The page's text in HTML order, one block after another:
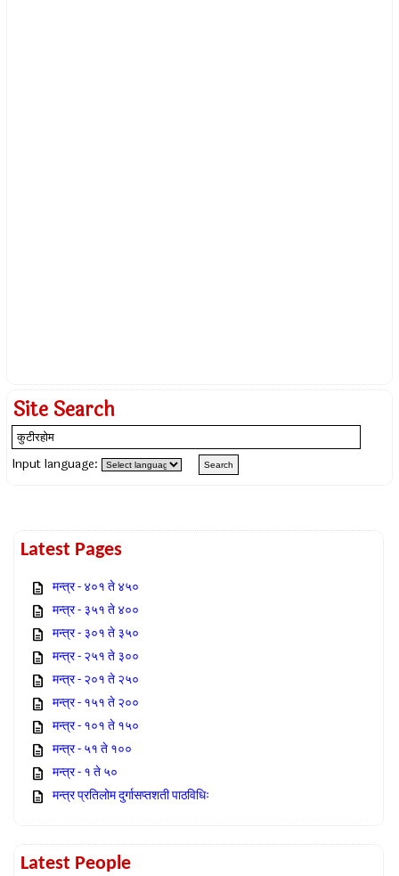
Site Search
Input language:
Latest Pages
मन्त्र - ४०१ ते ४५०
मन्त्र - ३५१ ते ४००
मन्त्र - ३०१ ते ३५०
मन्त्र - २५१ ते ३००
मन्त्र - २०१ ते २५०
मन्त्र - १५१ ते २००
मन्त्र - १०१ ते १५०
मन्त्र - ५१ ते १००
मन्त्र - १ ते ५०
मन्त्र प्रतिलोम दुर्गासप्तशती पाठविधिः
Latest People